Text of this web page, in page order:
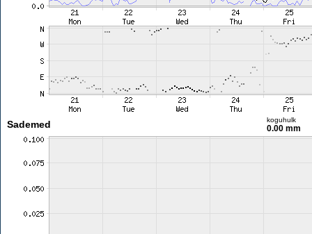
Sademed koguhulk
0.00 mm